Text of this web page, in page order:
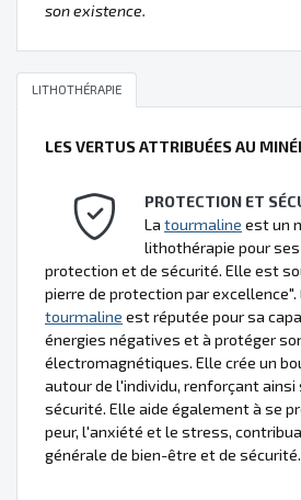
son existence.
LITHOTHÉRAPIE
LES VERTUS ATTRIBUÉES AU
PROTECTION ET
La tourmaline est un
lithothérapie pour
protection et de sécurité. Elle est
pierre de protection par excellence".
tourmaline est réputée pour sa
énergies négatives et à protéger
électromagnétiques. Elle crée un
autour de l'individu, renforçant
sécurité. Elle aide également à se
peur, l'anxiété et le stress,
générale de bien-être et de sécurité.